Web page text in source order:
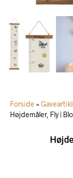
Forside »
Højdemåler, Fly |